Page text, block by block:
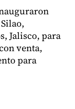
Jalisco, para
venta,
para